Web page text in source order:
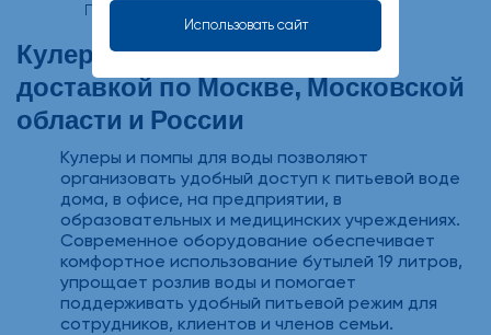
Пред.
Кулеры и помпы для воды с
доставкой по Москве, Московской
области и России
Кулеры и помпы для воды позволяют
организовать удобный доступ к питьевой воде
дома, в офисе, на предприятии, в
образовательных и медицинских учреждениях.
Современное оборудование обеспечивает
комфортное использование бутылей 19 литров,
упрощает розлив воды и помогает
поддерживать удобный питьевой режим для
сотрудников, клиентов и членов семьи.
Использовать сайт